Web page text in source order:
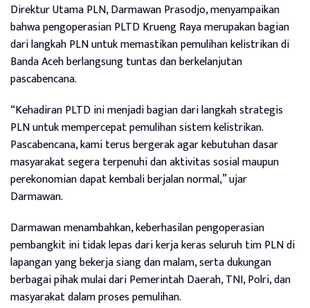
Direktur Utama PLN, Darmawan Prasodjo, menyampaikan
bahwa pengoperasian PLTD Krueng Raya merupakan bagian
dari langkah PLN untuk memastikan pemulihan kelistrikan di
Banda Aceh berlangsung tuntas dan berkelanjutan
pascabencana.
“Kehadiran PLTD ini menjadi bagian dari langkah strategis
PLN untuk mempercepat pemulihan sistem kelistrikan.
Pascabencana, kami terus bergerak agar kebutuhan dasar
masyarakat segera terpenuhi dan aktivitas sosial maupun
perekonomian dapat kembali berjalan normal,” ujar
Darmawan.
Darmawan menambahkan, keberhasilan pengoperasian
pembangkit ini tidak lepas dari kerja keras seluruh tim PLN di
lapangan yang bekerja siang dan malam, serta dukungan
berbagai pihak mulai dari Pemerintah Daerah, TNI, Polri, dan
masyarakat dalam proses pemulihan.